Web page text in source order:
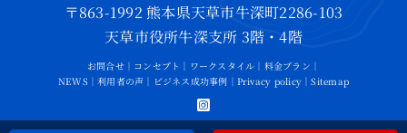
〒863-1992 熊本県天草市牛深町2286-103
天草市役所牛深支所 3階・4階
お問合せ｜ コンセプト ｜ ワークスタイル ｜ 料金プラン ｜
NEWS｜利用者の声 ｜ ビジネス成功事例 ｜ Privacy policy ｜Sitemap